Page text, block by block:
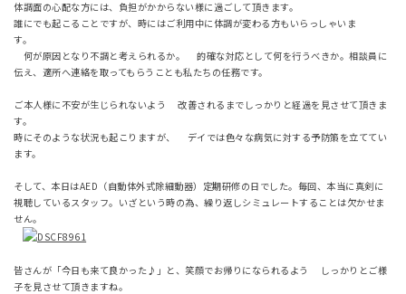
体調面の心配な方には、負担がかからない様に過ごして頂きます。
誰にでも起こることですが、時にはご利用中に体調が変わる方もいらっしゃいま
す。
何が原因となり不調と考えられるか。 的確な対応として何を行うべきか。相談員に
伝え、適所へ連絡を取ってもらうことも私たちの任務です。
ご本人様に不安が生じられないよう 改善されるまでしっかりと経過を見させて頂きま
す。
時にそのような状況も起こりますが、 デイでは色々な病気に対する予防策を立ててい
ます。
そして、本日はAED（自動体外式除細動器）定期研修の日でした。毎回、本当に真剣に
視聴しているスタッフ。いざという時の為、繰り返しシミュレートすることは欠かせま
せん。
皆さんが「今日も来て良かった♪」と、笑顔でお帰りになられるよう しっかりとご様
子を見させて頂きますね。